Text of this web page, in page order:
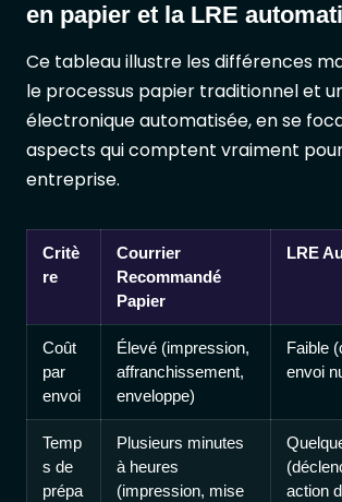
en papier et la LRE
Ce tableau illustre les différences
le processus papier traditionnel et
électronique automatisée, en se
aspects qui comptent vraiment
entreprise.
Critè
re
Courrier
Recommandé
Papier
LRE
Coût
par
envoi
Élevé (impression,
affranchissement,
enveloppe)
Faible
envoi
Temp
s de
prépa
Plusieurs minutes
à heures
(impression, mise
action